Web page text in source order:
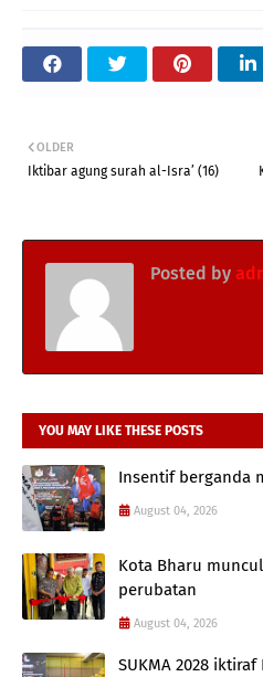
OLDER
Iktibar agung surah al-Isra’ (16)
Posted by
YOU MAY LIKE THESE POSTS
Insentif berganda
August 04, 2026
Kota Bharu
perubatan
August 04, 2026
SUKMA 2028